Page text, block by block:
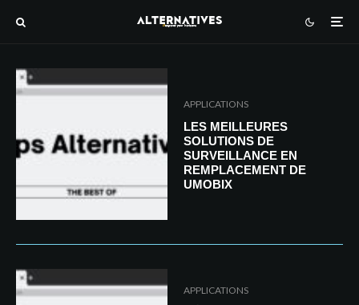
APPLICATIONS
LES MEILLEURES
SOLUTIONS DE
SURVEILLANCE EN
REMPLACEMENT DE
UMOBIX
APPLICATIONS